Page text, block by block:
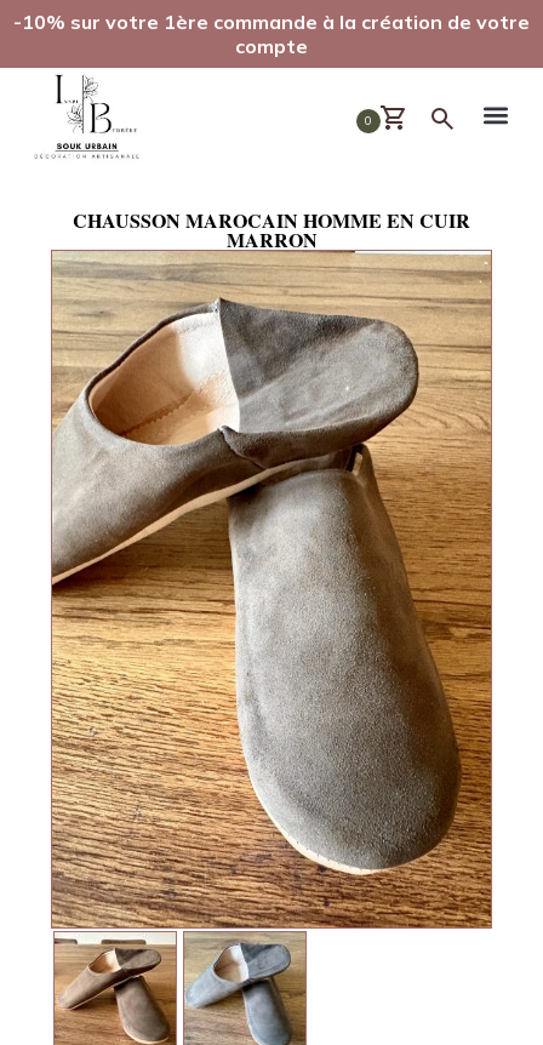
-10% sur votre 1ère commande à la création de votre
compte
0
CHAUSSON MAROCAIN HOMME EN CUIR
MARRON